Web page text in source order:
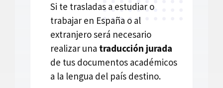
Si te trasladas a estudiar o
trabajar en España o al
extranjero será necesario
realizar una traducción jurada
de tus documentos académicos
a la lengua del país destino.